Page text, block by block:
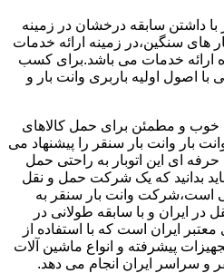
با داشتن سابقه درخشان در زمینه
های سنگین،در زمینه ارائه خدمات
ارائه خدمات می باشد.برای کسب
با اصول اولیه باربری وانت بار و
خوب و مطمئن برای حمل کالاهای
بار وانت بار سنقر را پیشنهاد می
حرفه ای این اتوبار به راحتی حمل
باید بدانید که یک شرکت حمل و نقل
است،شرکت وانت بار سنقر به
ایران و با سابقه طولانی در
ایران است که با استفاده از
پیشرفته و انواع ماشین آلات
و سراسر ایران انجام می دهد.